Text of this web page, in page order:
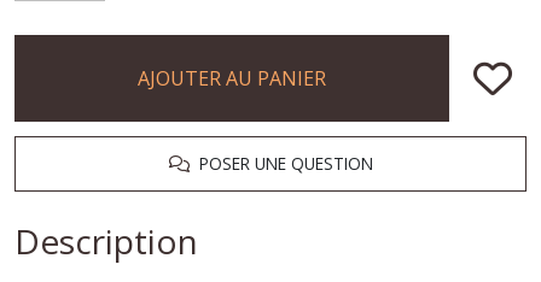
AJOUTER AU PANIER
POSER UNE QUESTION
Description